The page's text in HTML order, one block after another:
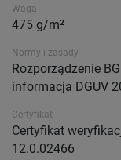
Waga
475 g/m²
Normy i zasady
Rozporządzenie
informacja DGUV
Certyfikat
Certyfikat
12.0.02466